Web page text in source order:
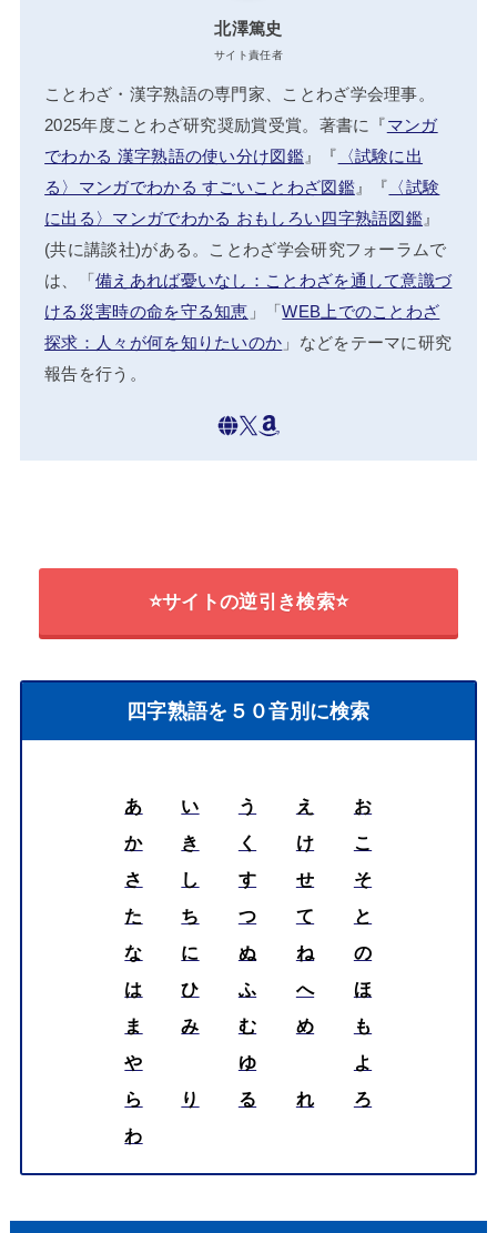
北澤篤史
サイト責任者
ことわざ・漢字熟語の専門家、ことわざ学会理事。
2025年度ことわざ研究奨励賞受賞。著書に『マンガ
でわかる 漢字熟語の使い分け図鑑』『 〈試験に出
る〉マンガでわかる すごいことわざ図鑑』『 〈試験
に出る〉マンガでわかる おもしろい四字熟語図鑑 』
(共に講談社)がある。ことわざ学会研究フォーラムで
は、「備えあれば憂いなし：ことわざを通して意識づ
ける災害時の命を守る知恵 」「WEB上でのことわざ
探求：人々が何を知りたいのか 」などをテーマに研究
報告を行う。
⭐サイトの逆引き検索⭐
四字熟語を５０音別に検索
あ い う え
お
か
き く け
こ
さ
し す せ
そ
た
ち つ て
と
な
に ぬ ね
の
は
ひ ふ へ
ほ
ま
み む め
も
や
ゆ
よ
ら
り る れ
ろ
わ